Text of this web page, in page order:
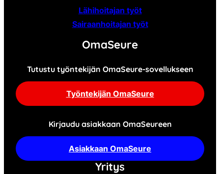
Lähihoitajan työt
Sairaanhoitajan työt
OmaSeure
Tutustu työntekijän OmaSeure-sovellukseen
Työntekijän OmaSeure
Kirjaudu asiakkaan OmaSeureen
Asiakkaan OmaSeure
Yritys